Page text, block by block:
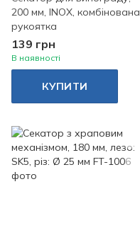
200 мм, INOX, комбінована
рукоятка
139 грн
В наявності
КУПИТИ